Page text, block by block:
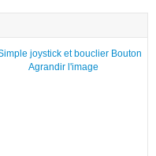
Agrandir l'image